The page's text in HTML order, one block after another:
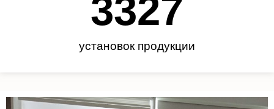
установок продукции
3450